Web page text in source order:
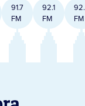
91.7
FM
92.1
FM
FM